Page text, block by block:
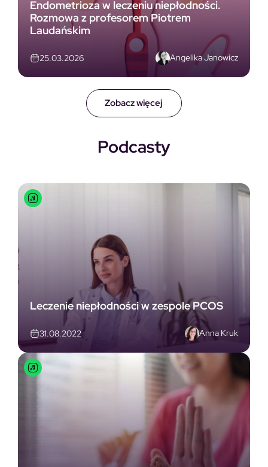
Zobacz więcej
Endometrioza w leczeniu niepłodności.
Rozmowa z profesorem Piotrem
Laudańskim
25.03.2026 Angelika Janowicz
Podcasty
Leczenie niepłodności w zespole PCOS
31.08.2022 Anna Kruk